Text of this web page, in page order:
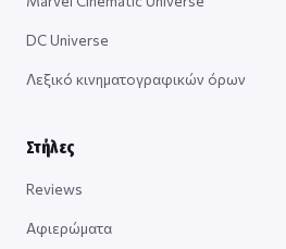
DC Universe
Λεξικό κινηματογραφικών όρων
Στήλες
Reviews
Αφιερώματα